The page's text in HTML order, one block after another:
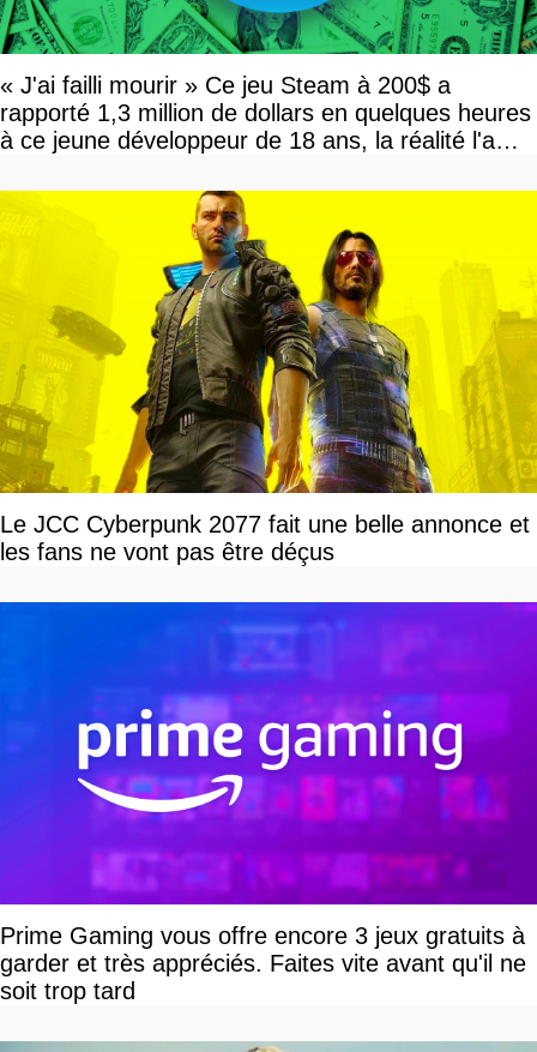
« J'ai failli mourir » Ce jeu Steam à 200$ a
rapporté 1,3 million de dollars en quelques heures
à ce jeune développeur de 18 ans, la réalité l'a
Le JCC Cyberpunk 2077 fait une belle annonce et
les fans ne vont pas être déçus
Prime Gaming vous offre encore 3 jeux gratuits à
garder et très appréciés. Faites vite avant qu'il ne
soit trop tard